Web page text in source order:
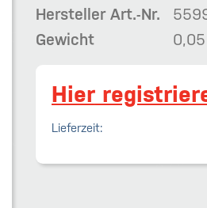
Hersteller Art.-Nr.
Gewicht
Hier
Lieferzeit: